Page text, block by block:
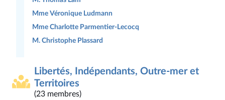
Mme Véronique Ludmann
Mme Charlotte Parmentier-Lecocq
M. Christophe Plassard
Libertés, Indépendants, Outre-mer et
Territoires
(23 membres)